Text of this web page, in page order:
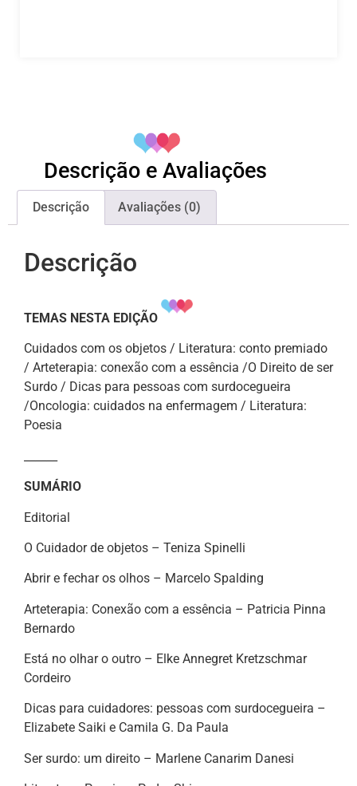
Descrição e Avaliações
Descrição Avaliações (0)
Descrição
TEMAS NESTA EDIÇÃO
Cuidados com os objetos / Literatura: conto premiado
/ Arteterapia: conexão com a essência /O Direito de ser
Surdo / Dicas para pessoas com surdocegueira
/Oncologia: cuidados na enfermagem / Literatura:
Poesia
SUMÁRIO
Editorial
O Cuidador de objetos – Teniza Spinelli
Abrir e fechar os olhos – Marcelo Spalding
Arteterapia: Conexão com a essência – Patricia Pinna
Bernardo
Está no olhar o outro – Elke Annegret Kretzschmar
Cordeiro
Dicas para cuidadores: pessoas com surdocegueira –
Elizabete Saiki e Camila G. Da Paula
Ser surdo: um direito – Marlene Canarim Danesi